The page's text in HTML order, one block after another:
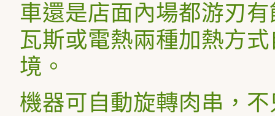
車還是店面內場都游刃
瓦斯或電熱兩種加熱方
境。
機器可自動旋轉肉串，